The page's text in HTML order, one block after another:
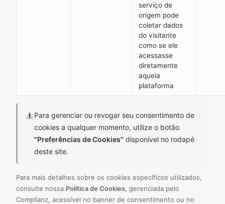
serviço de
origem pode
coletar dados
do visitante
como se ele
acessasse
diretamente
aquela
plataforma
Para gerenciar ou revogar seu consentimento de
cookies a qualquer momento, utilize o botão
"Preferências de Cookies" disponível no rodapé
deste site.
Para mais detalhes sobre os cookies específicos utilizados,
consulte nossa Política de Cookies, gerenciada pelo
Complianz, acessível no banner de consentimento ou no